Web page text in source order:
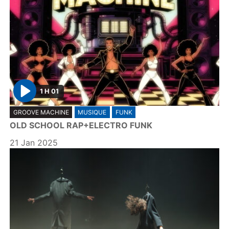
P
l
a
y
1 H 01
GROOVE MACHINE MUSIQUE FUNK
OLD SCHOOL RAP+ELECTRO FUNK
21 Jan 2025